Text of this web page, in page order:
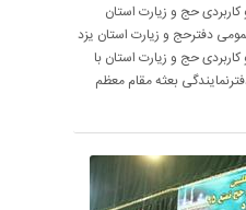
حج و زیارت استان
دفترحج و زیارت استان یزد
حج و زیارت استان با
بعثه مقام معظم